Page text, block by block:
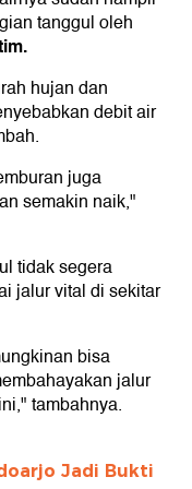
tanggul oleh
hujan dan
debit air
juga
semakin naik,"
tidak segera
jalur vital di sekitar
bisa
jalur
tambahnya.
Jadi Bukti